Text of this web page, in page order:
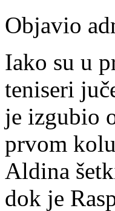
Objavio
Iako su u
teniseri
je izgubio
prvom
Aldina
dok je